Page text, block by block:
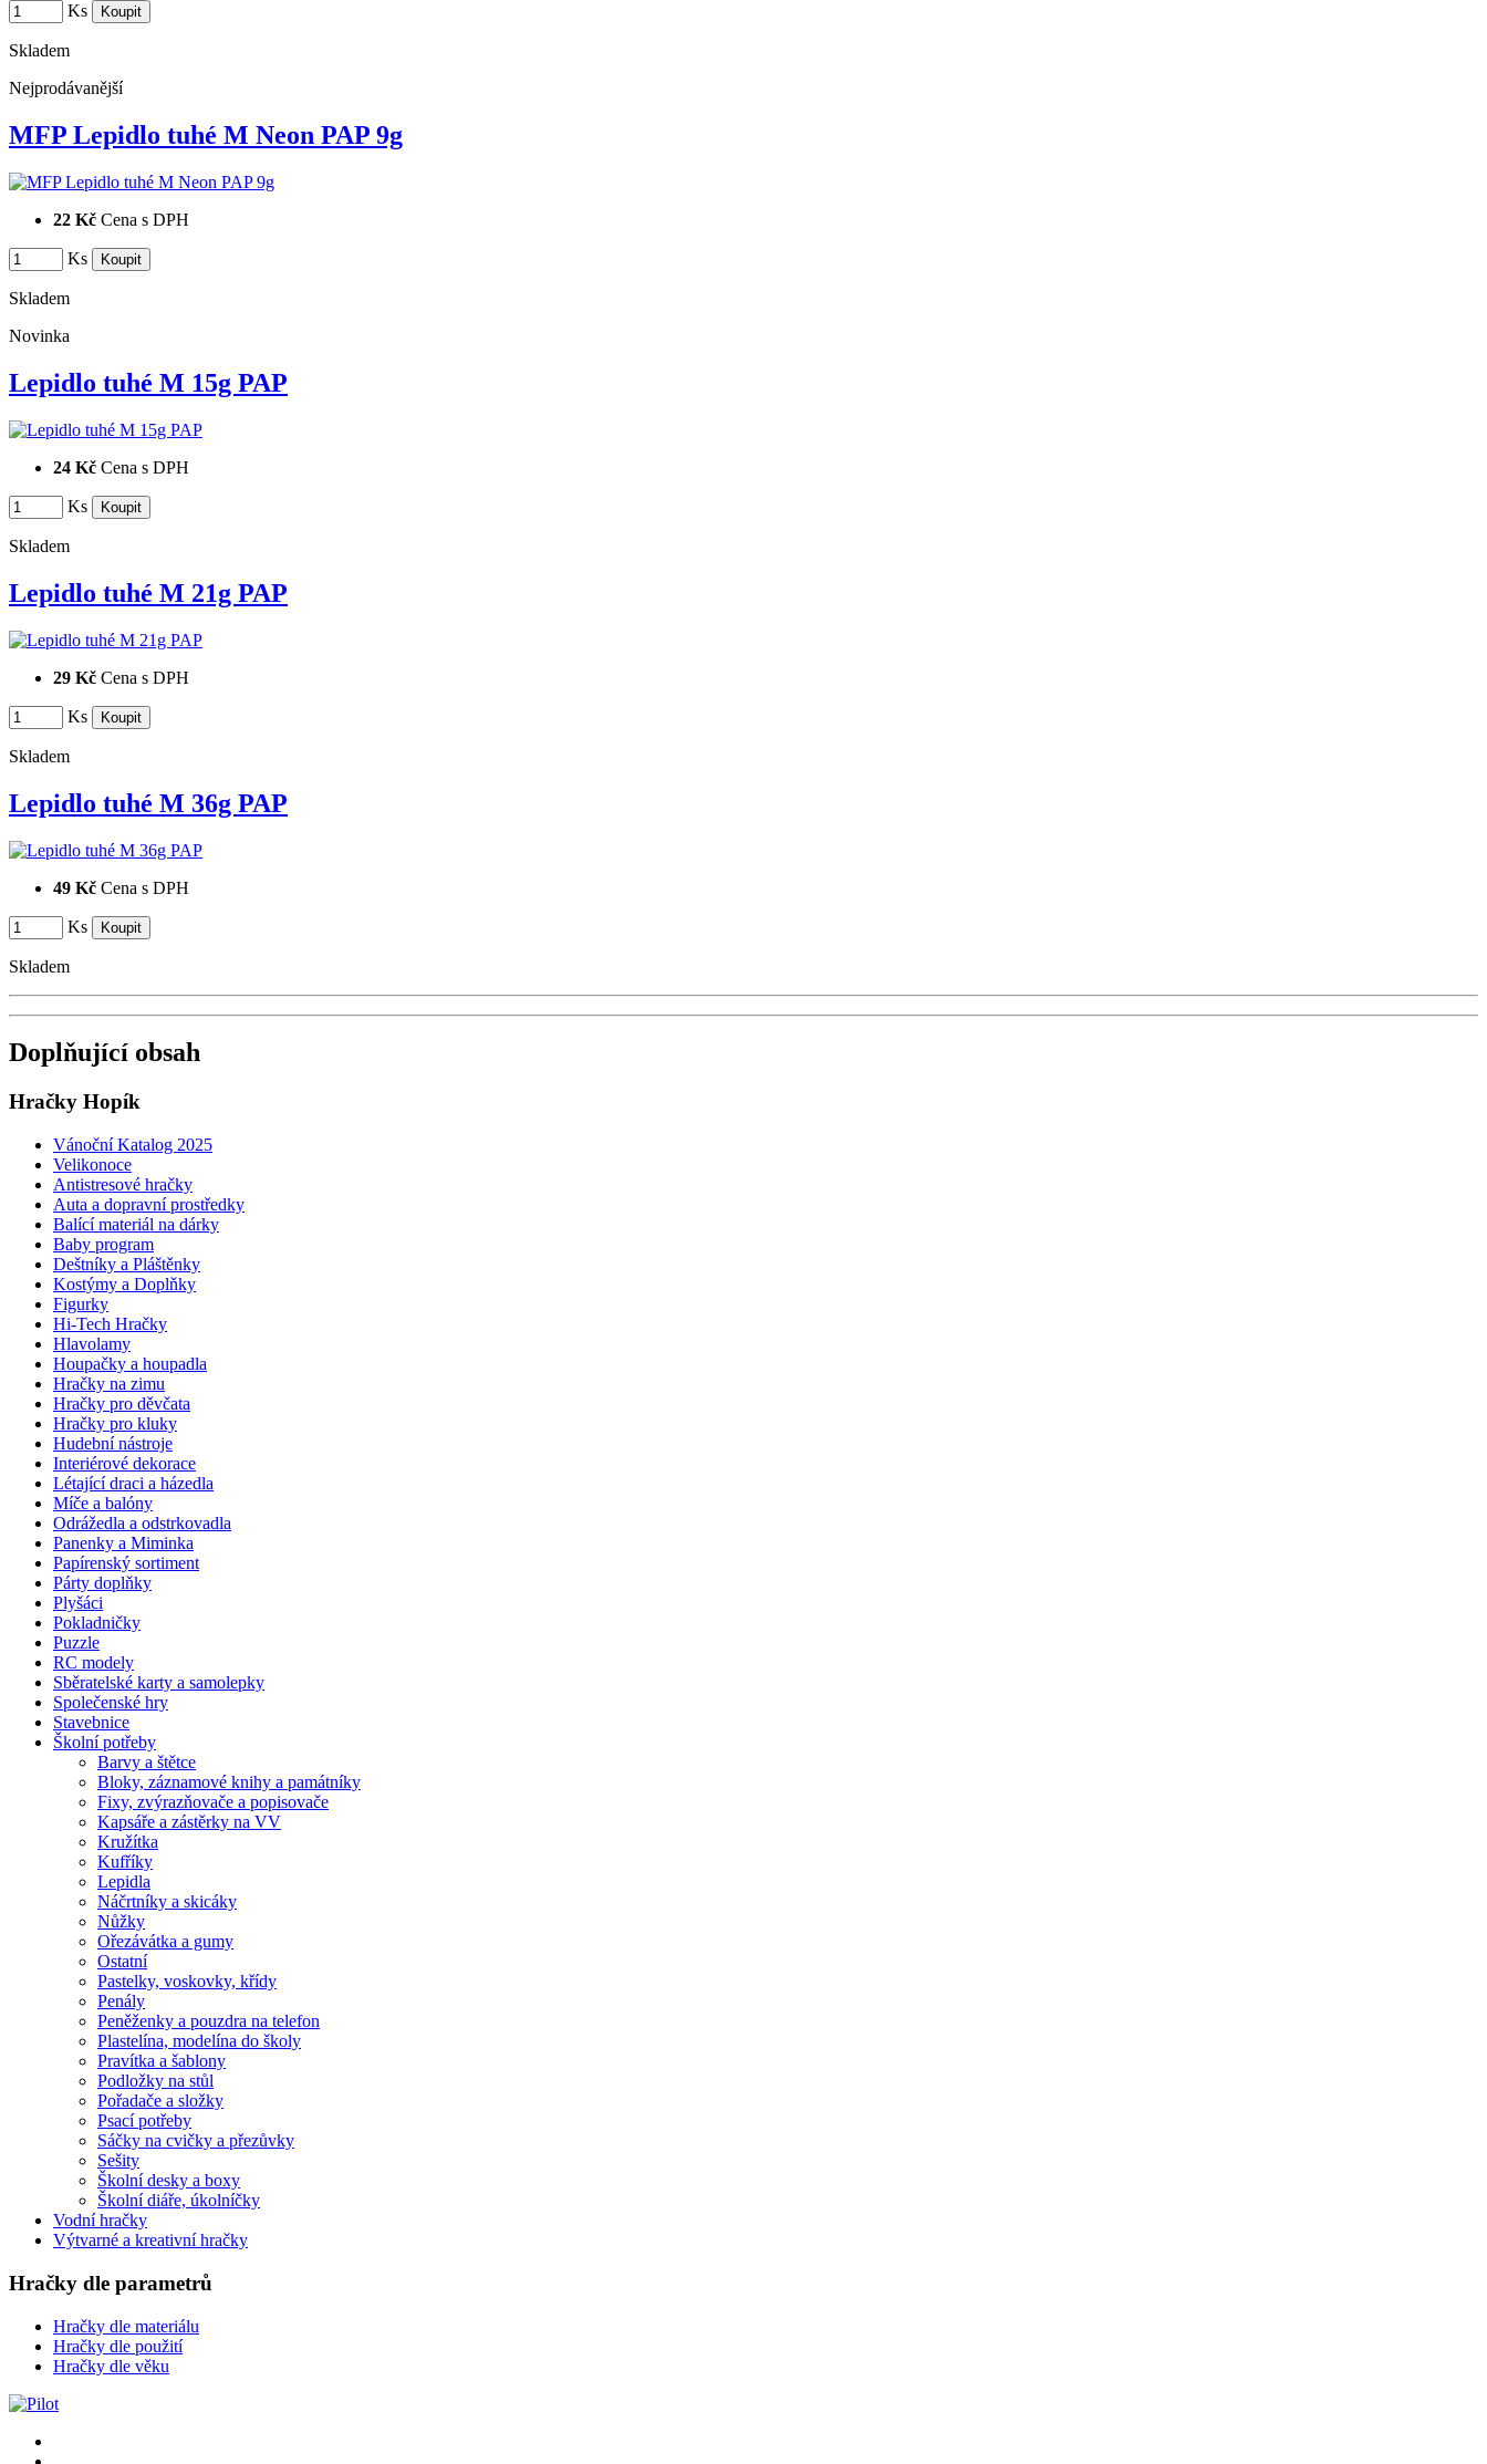
Ks
Skladem
Nejprodávanější
MFP Lepidlo tuhé M Neon PAP 9g
22 Kč Cena s DPH
Ks
Skladem
Novinka
Lepidlo tuhé M 15g PAP
24 Kč Cena s DPH
Ks
Skladem
Lepidlo tuhé M 21g PAP
29 Kč Cena s DPH
Ks
Skladem
Lepidlo tuhé M 36g PAP
49 Kč Cena s DPH
Ks
Skladem
Doplňující obsah
Hračky Hopík
Vánoční Katalog 2025
Velikonoce
Antistresové hračky
Auta a dopravní prostředky
Balící materiál na dárky
Baby program
Deštníky a Pláštěnky
Kostýmy a Doplňky
Figurky
Hi-Tech Hračky
Hlavolamy
Houpačky a houpadla
Hračky na zimu
Hračky pro děvčata
Hračky pro kluky
Hudební nástroje
Interiérové dekorace
Létající draci a házedla
Míče a balóny
Odrážedla a odstrkovadla
Panenky a Miminka
Papírenský sortiment
Párty doplňky
Plyšáci
Pokladničky
Puzzle
RC modely
Sběratelské karty a samolepky
Společenské hry
Stavebnice
Školní potřeby
Barvy a štětce
Bloky, záznamové knihy a památníky
Fixy, zvýrazňovače a popisovače
Kapsáře a zástěrky na VV
Kružítka
Kufříky
Lepidla
Náčrtníky a skicáky
Nůžky
Ořezávátka a gumy
Ostatní
Pastelky, voskovky, křídy
Penály
Peněženky a pouzdra na telefon
Plastelína, modelína do školy
Pravítka a šablony
Podložky na stůl
Pořadače a složky
Psací potřeby
Sáčky na cvičky a přezůvky
Sešity
Školní desky a boxy
Školní diáře, úkolníčky
Vodní hračky
Výtvarné a kreativní hračky
Hračky dle parametrů
Hračky dle materiálu
Hračky dle použití
Hračky dle věku